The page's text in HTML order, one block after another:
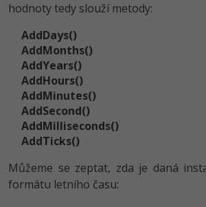
hodnoty tedy slouží metody:
AddDays()
AddMonths()
AddYears()
AddHours()
AddMinutes()
AddSecond()
AddMilliseconds()
AddTicks()
Můžeme se zeptat, zda je daná
formátu letního času: